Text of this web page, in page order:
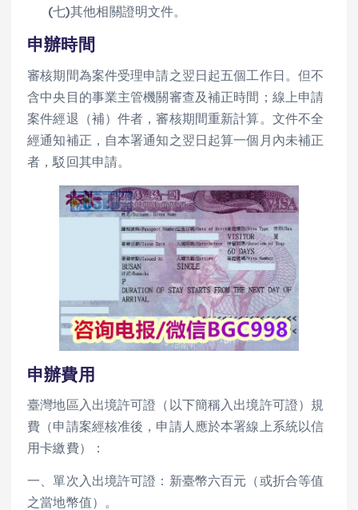
(七)其他相關證明文件。
申辦時間
審核期間為案件受理申請之翌日起五個工作日。但不
含中央目的事業主管機關審查及補正時間；線上申請
案件經退（補）件者，審核期間重新計算。文件不全
經通知補正，自本署通知之翌日起算一個月內未補正
者，駁回其申請。
申辦費用
臺灣地區入出境許可證（以下簡稱入出境許可證）規
費（申請案經核准後，申請人應於本署線上系統以信
用卡繳費）：
一、單次入出境許可證：新臺幣六百元（或折合等值
之當地幣值）。